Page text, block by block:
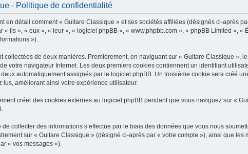
- Politique de confidentialité
en détail comment « Guitare Classique » et ses sociétés affiliées (désignés ci-après
« ils », « eux », « leur », « logiciel phpBB », « www.phpbb.com », « phpBB Limited »,
»).
collectées de deux manières. Premièrement, en naviguant sur « Guitare Classique
votre navigateur Internet. Les deux premiers cookies contiennent un identifiant
automatiquement assignés par le logiciel phpBB. Un troisième cookie sera créé
lus, améliorant ainsi votre expérience utilisateur.
créer des cookies externes au logiciel phpBB pendant que vous naviguez sur «
de collecter des informations s’effectue par le biais des données que vous nous
sur « Guitare Classique » (désigné ci-après par « votre compte »), ainsi que
« vos messages »).